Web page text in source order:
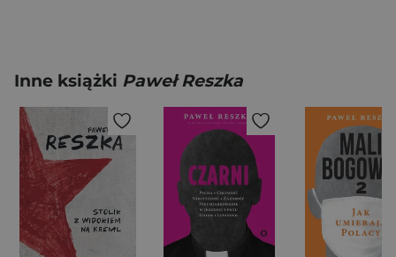
Inne książki Paweł Reszka